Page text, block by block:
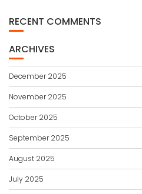
RECENT COMMENTS
ARCHIVES
December 2025
November 2025
October 2025
September 2025
August 2025
July 2025